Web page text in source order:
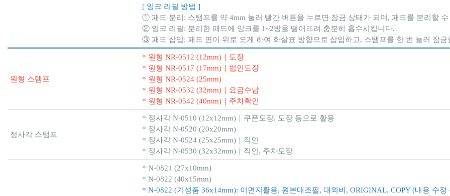
[ 잉크 리필 방법 ]
① 패드 분리: 스탬프를 약 4mm 눌러 빨간 버튼을 누르면 잠금 상태가 되며, 패드를 분리할 수
② 잉크 리필: 분리한 패드에 잉크를 1~2방울 떨어뜨려 충분히 흡수시킵니다.
③ 패드 삽입: 패드 면이 위로 오게 하여 화살표 방향으로 삽입하고, 스탬프를 한 번 눌러 잠금
원형 스탬프
* 원형 NR-0512 (12mm)｜도장
* 원형 NR-0517 (17mm)｜법인도장
* 원형 NR-0524 (25mm)
* 원형 NR-0532 (32mm)｜요금수납
* 원형 NR-0542 (40mm)｜주차확인
정사각 스탬프
* 정사각 N-0510 (12x12mm)｜쿠폰도장, 도장 등으로 활용
* 정사각 N-0520 (20x20mm)
* 정사각 N-0524 (25x25mm)｜직인
* 정사각 N-0530 (32x32mm)｜직인, 주차도장
* N-0821 (27x10mm)
* N-0822 (40x15mm)
* N-0822 (기성품 36x14mm): 이면지활용, 원본대조필, 대외비, ORIGINAL, COPY (내용 수